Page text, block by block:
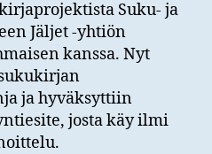
Suku- ja
Jäljet -yhtiön
kanssa. Nyt
ja hyväksyttiin
josta käy ilmi